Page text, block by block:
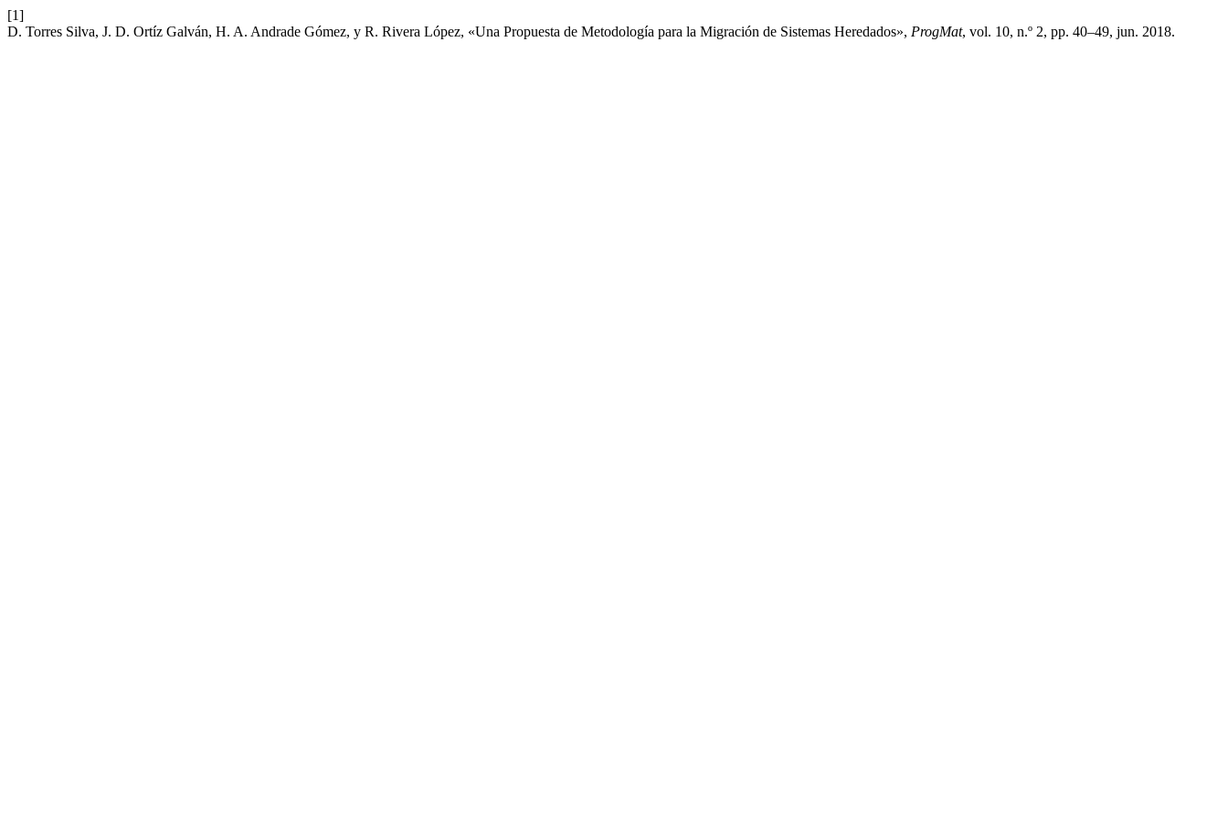
[1]
D. Torres Silva, J. D. Ortíz Galván, H. A. Andrade Gómez, y R. Rivera López, «Una Propuesta de Metodología para la Migración de Sistemas Heredados», ProgMat, vol. 10, n.º 2, pp. 40–49, jun. 2018.